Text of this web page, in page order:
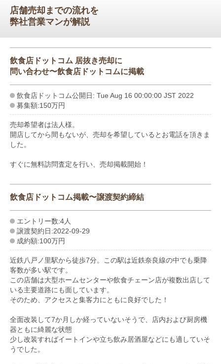
店舗売却までの流れを
弊社営業マンが解説
飲食店ドットコム 居抜き売却に
問い合わせ〜飲食店ドットコムに掲載
飲食店ドットコム公開日: Tue Aug 16 00:00:00 JST 2022
募集額:150万円
売却希望者は法人様。
開店してから間もないが、売却を希望しているとお電話を頂きま
した。
すぐに無料訪問査定を行い、売却掲載開始！
飲食店ドットコム掲載〜譲渡契約締結
エントリー数:4人
譲渡契約日:2022-09-29
成約額:100万円
近鉄八戸ノ里駅から徒歩7分。この駅は近鉄奈良線の中でも乗降
客数が多い駅です。
この店舗は大型ホームセンターや飲食チェーン店が複数出店して
いる主要道路にも面しています。
そのため、アクセスと集客力にともに良好でした！
全面改装して7か月しか経っていないそうで、店内および厨房機
器ともに綺麗な状態
少し改装すればイートインや立ち飲み居酒屋などにも適していそ
うでした。